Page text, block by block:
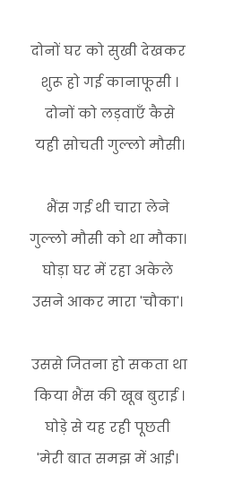
दोनों घर को सुखी देखकर
शुरू हो गई कानाफूसी ।
दोनों को लड़वाएँ कैसे
यही सोचती गुल्लो मौसी।
भैंस गई थी चारा लेने
गुल्लो मौसी को था मौका।
घोड़ा घर में रहा अकेले
उसने आकर मारा 'चौका'।
उससे जितना हो सकता था
किया भैंस की खूब बुराई ।
घोड़े से यह रही पूछती
'मेरी बात समझ में आई'।